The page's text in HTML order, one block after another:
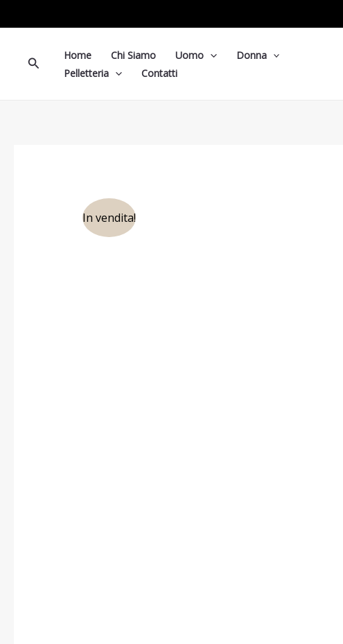
al
Cerca Home Chi Siamo Uomo
Donna
Pelletteria
Contatti
In vendita!